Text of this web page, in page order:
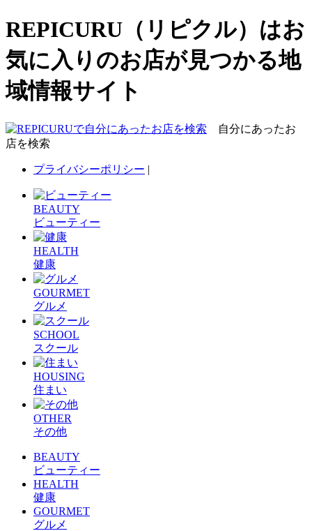
REPICURU（リピクル）はお
気に入りのお店が見つかる地
域情報サイト
自分にあったお
店を検索
プライバシーポリシー |
BEAUTY
ビューティー
HEALTH
健康
GOURMET
グルメ
SCHOOL
スクール
HOUSING
住まい
OTHER
その他
BEAUTY
ビューティー
HEALTH
健康
GOURMET
グルメ